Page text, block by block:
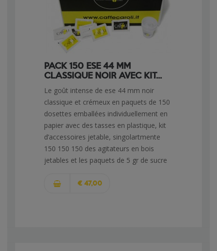
PACK 150 ESE 44 MM
CLASSIQUE NOIR AVEC KIT...
Le goût intense de ese 44 mm noir
classique et crémeux en paquets de 150
dosettes emballées individuellement en
papier avec des tasses en plastique, kit
d’accessoires jetable, singolartmente
150 150 150 des agitateurs en bois
jetables et les paquets de 5 gr de sucre
€ 47,00